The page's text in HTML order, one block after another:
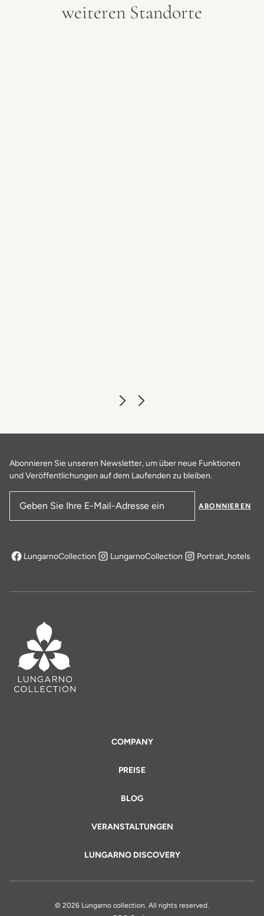
weiteren Standorte
COMPANY
PREISE
BLOG
VERANSTALTUNGEN
LUNGARNO DISCOVERY
Abonnieren Sie unseren Newsletter, um über neue Funktionen
und Veröffentlichungen auf dem Laufenden zu bleiben.
E-Mail-Adresse
ABONNIEREN
LungarnoCollection
öffnet sich in einem neuen Tab
LungarnoCollection Portrait_hotels
© 2026 Lungarno collection. All rights reserved.